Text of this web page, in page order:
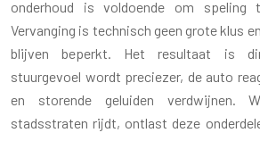
onderhoud is voldoende om
Vervanging is technisch geen grote klus
blijven beperkt. Het resultaat is
stuurgevoel wordt preciezer, de auto
en storende geluiden verdwijnen.
stadsstraten rijdt, ontlast deze